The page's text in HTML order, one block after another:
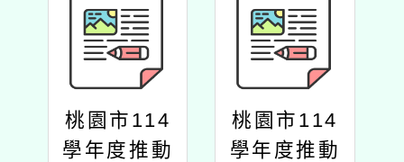
桃園市114
學年度推動
桃園市114
學年度推動